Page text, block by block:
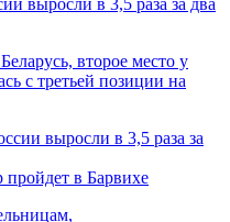
выросли в 3,5 раза за два
второе место у
с третьей позиции на
в Барвихе